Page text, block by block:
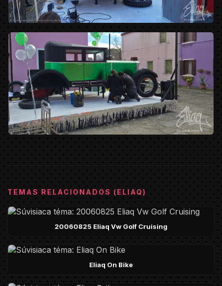
TEMAS RELACIONADOS (ELIAQ)
20060825 Eliaq Vw Golf Cruising
Eliaq On Bike